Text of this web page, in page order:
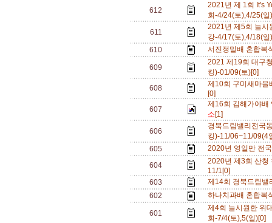
612
2021년 제 1회 It's
회-4/24(토),4/25(
611
2021년 제5회 늘시
강-4/17(토),4/18(
610
서진정밀배 혼합복
609
2021 제19회 대구
킹)-01/09(토)[0]
608
제10회 구미새마을
[0]
607
제16회 김해가야배
소[1]
606
경북드림밸리전국
킹)-11/06~11/
605
2020년 영일만 전
604
2020년 제3회 산청
11/1[0]
603
제14회 경북드림
602
하나치과배 혼합복
601
제4회 늘시원한 위
회-7/4(토),5(일)[0]